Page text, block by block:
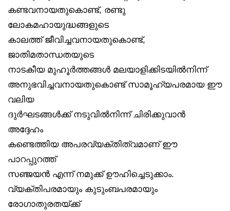
കണ്ടവനായതുകൊണ്ട്, രണ്ടു
ലോകമഹായുദ്ധങ്ങളുടെ
കാലത്ത് ജീവിച്ചവനായതുകൊണ്ട്,
ജാതിമതാന്ധതയുടെ
നാടകീയ മുഹൂർത്തങ്ങൾ മലയാളിക്കിടയിൽനിന്ന്
അനുഭവിച്ചവനായതുകൊണ്ട് സാമൂഹ്യപരമായ ഈ
വലിയ
ദുർഘടങ്ങൾക്ക് നടുവിൽനിന്ന് ചിരിക്കുവാൻ
അദ്ദേഹം
കണ്ടെത്തിയ അപരവ്യക്തിത്വമാണ് ഈ
പാറപ്പുറത്ത്
സഞ്ജയൻ എന്ന് നമുക്ക് ഊഹിച്ചെടുക്കാം.
വ്യക്തിപരമായും കുടുംബപരമായും
രോഗാതുരതയ്ക്ക്